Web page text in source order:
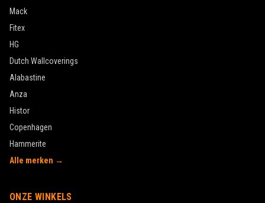
Mack
Fitex
HG
Dutch Wallcoverings
Alabastine
Anza
Histor
Copenhagen
Hammerite
Alle merken →
ONZE WINKELS